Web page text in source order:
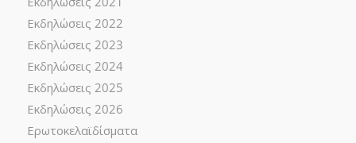
Εκδηλώσεις 2022
Εκδηλώσεις 2023
Εκδηλώσεις 2024
Εκδηλώσεις 2025
Εκδηλώσεις 2026
Ερωτοκελαϊδίσματα